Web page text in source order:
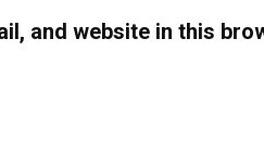
and website in this